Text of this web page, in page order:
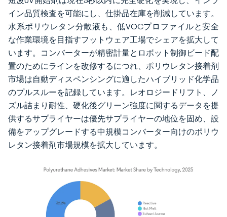
イン品質検査を可能にし、仕掛品在庫を削減しています。
水系ポリウレタン分散液も、低VOCプロファイルと安全
な作業環境を目指すフットウェア工場でシェアを拡大して
います。コンバーターが精密計量とロボット制御ビード配
置のためにラインを改修するにつれ、ポリウレタン接着剤
市場は自動ディスペンシングに適したハイブリッド化学品
のプルスルーを記録しています。レオロジードリフト、ノ
ズル詰まり耐性、硬化後グリーン強度に関するデータを提
供するサプライヤーは優先サプライヤーの地位を固め、設
備をアップグレードする中規模コンバーター向けのポリウ
レタン接着剤市場規模を拡大しています。